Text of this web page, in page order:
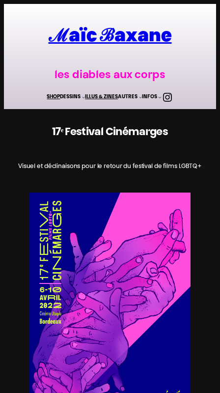
ℳaïc ℬaxane
les diables aux corps
SHOPDESSINS ILLUS & ZINESAUTRES INFOS Instagram
17ᵉ Festival Cinémarges
Visuel et déclinaisons pour le retour du festival de films LGBTQ+